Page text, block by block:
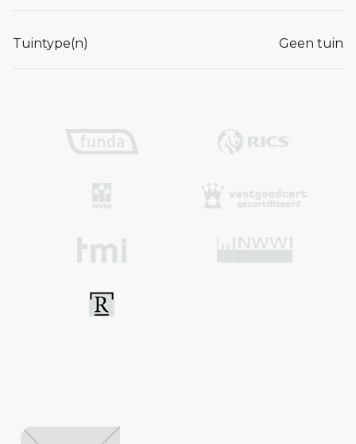
Tuintype(n) Geen tuin